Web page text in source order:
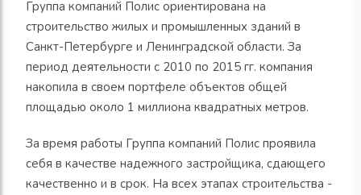
Группа компаний Полис ориентирована на
строительство жилых и промышленных зданий в
Санкт-Петербурге и Ленинградской области. За
период деятельности с 2010 по 2015 гг. компания
накопила в своем портфеле объектов общей
площадью около 1 миллиона квадратных метров.
За время работы Группа компаний Полис проявила
себя в качестве надежного застройщика, сдающего
качественно и в срок. На всех этапах строительства -